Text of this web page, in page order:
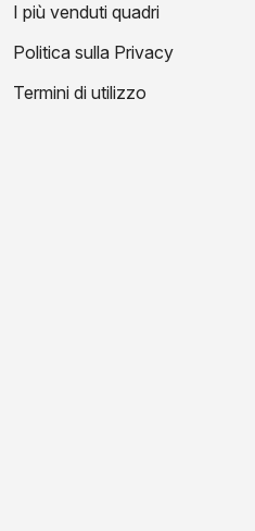
I più venduti quadri
Politica sulla Privacy
Termini di utilizzo